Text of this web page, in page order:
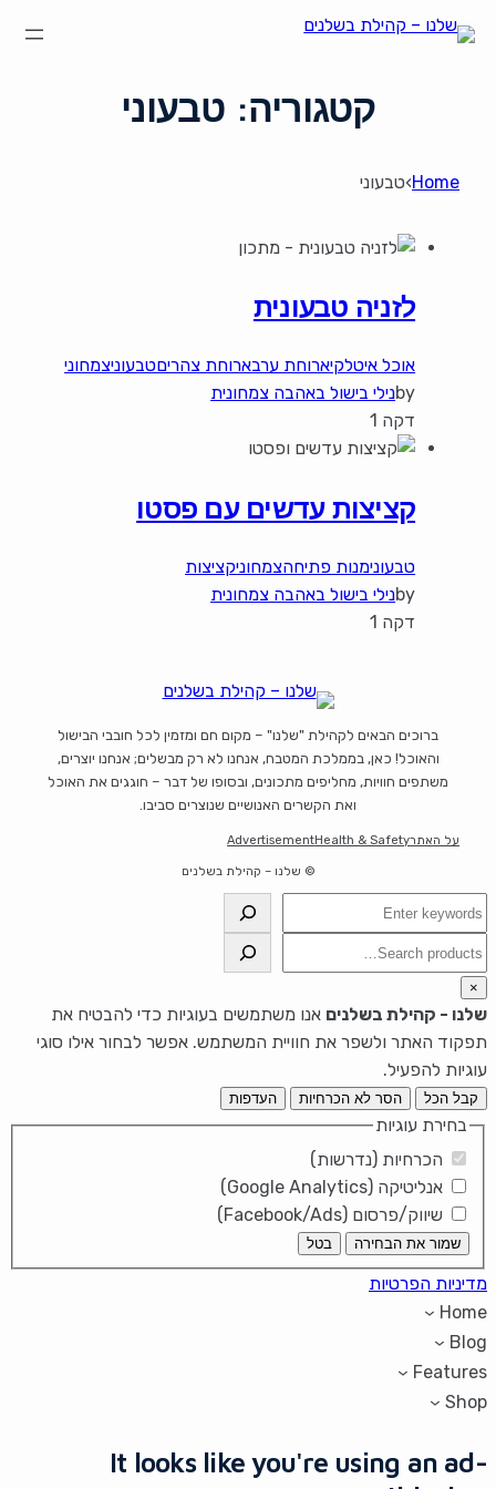
קטגוריה:טבעוני
Home
›טבעוני
לזניה טבעונית
אוכל איטלקיארוחת ערבארוחת צהריםטבעוניצמחוני
byנילי בישול באהבה צמחונית
דקה 1
קציצות עדשים עם פסטו
טבעונימנות פתיחהצמחוניקציצות
byנילי בישול באהבה צמחונית
דקה 1
ברוכים הבאים לקהילת "שלנו" – מקום חם ומזמין לכל חובבי הבישול
והאוכל! כאן, בממלכת המטבח, אנחנו לא רק מבשלים; אנחנו יוצרים,
משתפים חוויות, מחליפים מתכונים, ובסופו של דבר – חוגגים את האוכל
ואת הקשרים האנושיים שנוצרים סביבו.
על האתרHealth & Safety
Advertisement
© שלנו – קהילת בשלנים
חיפוש
חיפוש
×
שלנו - קהילת בשלנים אנו משתמשים בעוגיות כדי להבטיח את
תפקוד האתר ולשפר את חוויית המשתמש. אפשר לבחור אילו סוגי
עוגיות להפעיל.
קבל הכל הסר לא הכרחיות העדפות
בחירת עוגיות
הכרחיות (נדרשות)
אנליטיקה (Google Analytics)
שיווק/פרסום (Facebook/Ads)
שמור את הבחירה בטל
מדיניות הפרטיות
Home
Blog
Features
Shop
It looks like you're using an ad-